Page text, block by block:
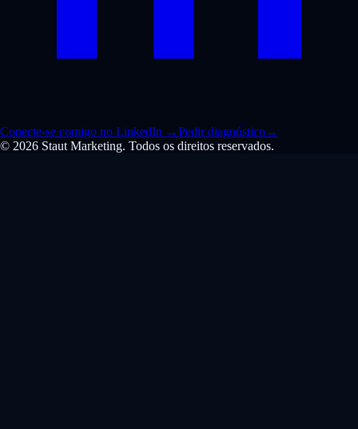
Conecte-se comigo no LinkedIn →Pedir diagnóstico→
© 2026 Staut Marketing. Todos os direitos reservados.